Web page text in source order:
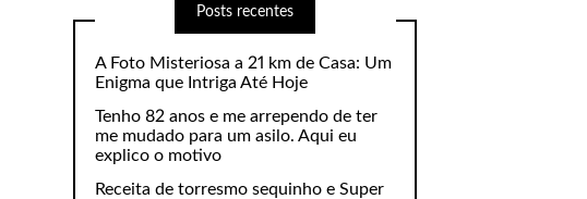
Posts recentes
A Foto Misteriosa a 21 km de Casa: Um
Enigma que Intriga Até Hoje
Tenho 82 anos e me arrependo de ter
me mudado para um asilo. Aqui eu
explico o motivo
Receita de torresmo sequinho e Super